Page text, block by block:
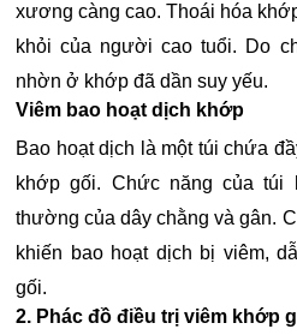
xương càng cao. Thoái hóa
khỏi của người cao tuổi. Do
nhờn ở khớp đã dần suy yếu.
Viêm bao hoạt dịch khớp
Bao hoạt dịch là một túi chứa
khớp gối. Chức năng của túi
thường của dây chằng và gân.
khiến bao hoạt dịch bị viêm,
gối.
2. Phác đồ điều trị viêm khớp